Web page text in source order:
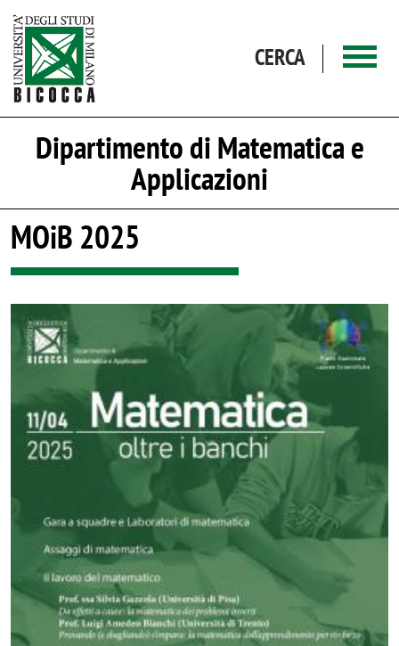
CERCA
Dipartimento di Matematica e
Applicazioni
MOiB 2025